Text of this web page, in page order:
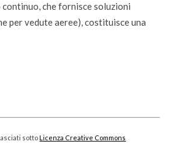
che fornisce soluzioni
per vedute aeree), costituisce una
sottoLicenza Creative Commons